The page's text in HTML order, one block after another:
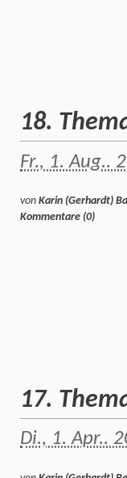
18.
Fr., 1. Aug..
von Karin (Gerhardt)
Kommentare (0)
17.
Di., 1. Apr..